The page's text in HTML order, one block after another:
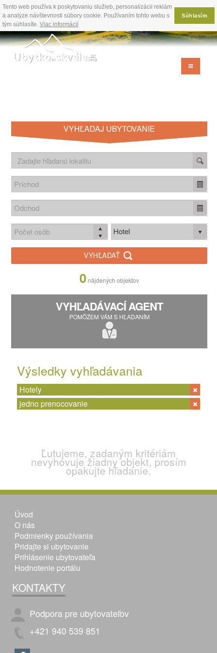
Tento web používa k poskytovaniu služieb, personalizácii reklám
a analýze návštevnosti súbory cookie. Používaním tohto webu s
tým súhlasíte. Viac informácií
Súhlasím
VYHĽADAJ UBYTOVANIE
Hotel
VYHĽADAŤ
0 nájdených objektov
VYHĽADÁVACÍ AGENT
POMÔŽEM VÁM S HĽADANÍM
Výsledky vyhľadávania
Hotely
jedno prenocovanie
Ľutujeme, zadaným kritériám
nevyhovuje žiadny objekt, prosím
opakujte hľadanie.
Úvod
O nás
Podmienky používania
Pridajte si ubytovanie
Prihlásenie ubytovateľa
Hodnotenie portálu
KONTAKTY
Podpora pre ubytovateľov
+421 940 539 851